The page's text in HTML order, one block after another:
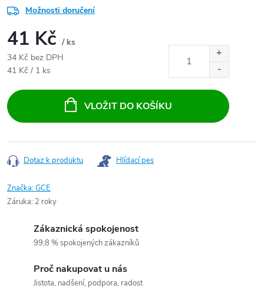
Možnosti doručení
41 Kč / ks
34 Kč bez DPH
Měrná cena:
41 Kč / 1 ks
VLOŽIT DO KOŠÍKU
Dotaz k produktu Hlídací pes
Značka:GCE
Záruka: 2 roky
Zákaznická spokojenost
99,8 % spokojených zákazníků
Proč nakupovat u nás
Jistota, nadšení, podpora, radost